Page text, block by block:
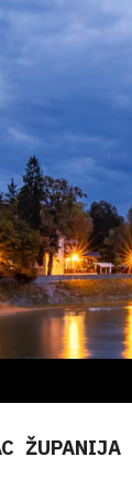
ŽUPANIJA